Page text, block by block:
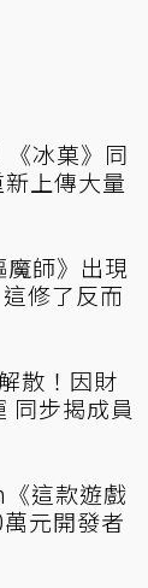
冰菓》同
上傳大量
魔師》出現
修了反而
散！因財
同步揭成員
這款遊戲
元開發者